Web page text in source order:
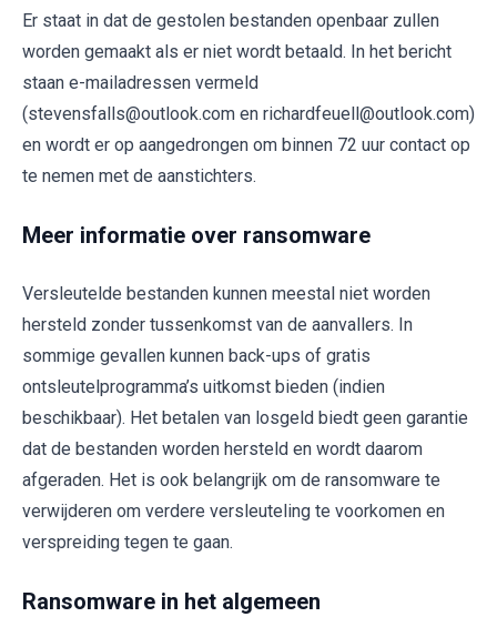
Er staat in dat de gestolen bestanden openbaar zullen
worden gemaakt als er niet wordt betaald. In het bericht
staan e-mailadressen vermeld
(stevensfalls@outlook.com en richardfeuell@outlook.com)
en wordt er op aangedrongen om binnen 72 uur contact op
te nemen met de aanstichters.
Meer informatie over ransomware
Versleutelde bestanden kunnen meestal niet worden
hersteld zonder tussenkomst van de aanvallers. In
sommige gevallen kunnen back-ups of gratis
ontsleutelprogramma’s uitkomst bieden (indien
beschikbaar). Het betalen van losgeld biedt geen garantie
dat de bestanden worden hersteld en wordt daarom
afgeraden. Het is ook belangrijk om de ransomware te
verwijderen om verdere versleuteling te voorkomen en
verspreiding tegen te gaan.
Ransomware in het algemeen